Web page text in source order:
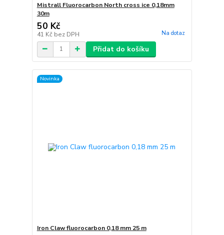
Mistrall Fluorocarbon North cross ice 0,18mm
30m
50 Kč
41 Kč bez DPH Na dotaz
Přidat do košíku
Novinka
Iron Claw fluorocarbon 0,18 mm 25 m